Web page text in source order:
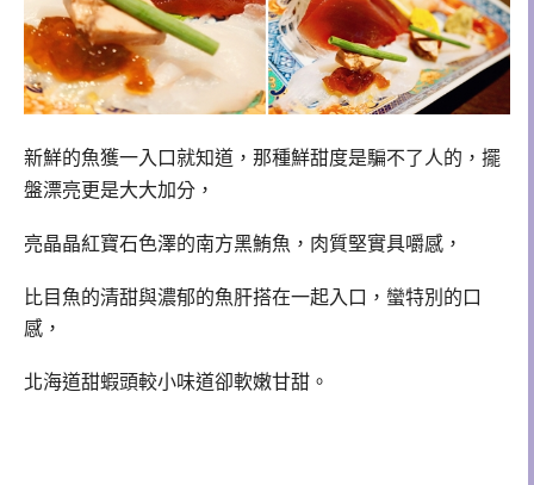
新鮮的魚獲一入口就知道，那種鮮甜度是騙不了人的，擺
盤漂亮更是大大加分，
亮晶晶紅寶石色澤的南方黑鮪魚，肉質堅實具嚼感，
比目魚的清甜與濃郁的魚肝搭在一起入口，蠻特別的口
感，
北海道甜蝦頭較小味道卻軟嫩甘甜。